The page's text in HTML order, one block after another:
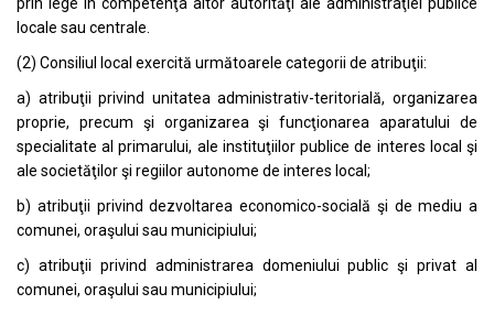
locale sau centrale.
(2) Consiliul local exercită următoarele categorii de atribuţii:
a) atribuţii privind unitatea administrativ-teritorială, organizarea
proprie, precum şi organizarea şi funcţionarea aparatului de
specialitate al primarului, ale instituţiilor publice de interes local şi
ale societăţilor şi regiilor autonome de interes local;
b) atribuţii privind dezvoltarea economico-socială şi de mediu a
comunei, oraşului sau municipiului;
c) atribuţii privind administrarea domeniului public şi privat al
comunei, oraşului sau municipiului;